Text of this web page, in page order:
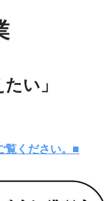
い」
覧ください。■